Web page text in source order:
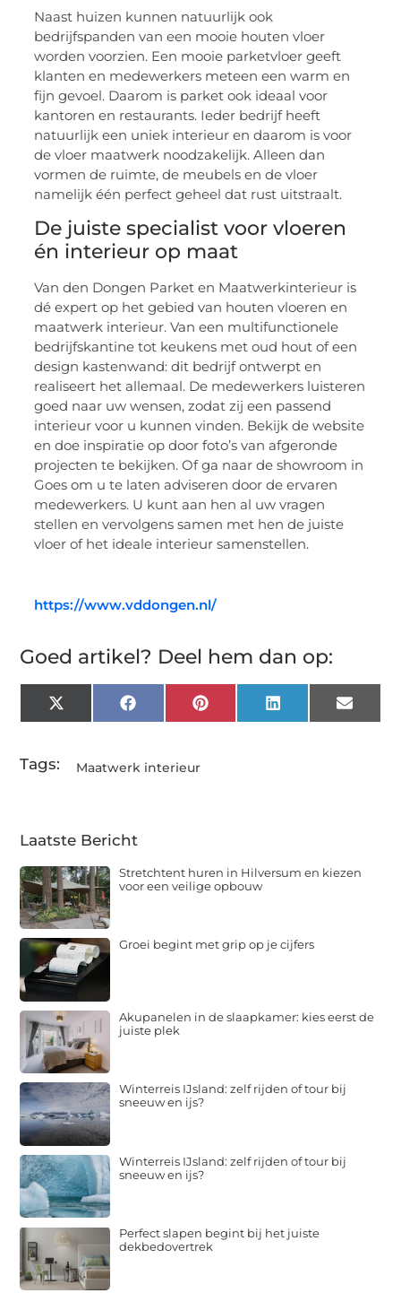
Naast huizen kunnen natuurlijk ook
bedrijfspanden van een mooie houten vloer
worden voorzien. Een mooie parketvloer geeft
klanten en medewerkers meteen een warm en
fijn gevoel. Daarom is parket ook ideaal voor
kantoren en restaurants. Ieder bedrijf heeft
natuurlijk een uniek interieur en daarom is voor
de vloer maatwerk noodzakelijk. Alleen dan
vormen de ruimte, de meubels en de vloer
namelijk één perfect geheel dat rust uitstraalt.
De juiste specialist voor vloeren
én interieur op maat
Van den Dongen Parket en Maatwerkinterieur is
dé expert op het gebied van houten vloeren en
maatwerk interieur. Van een multifunctionele
bedrijfskantine tot keukens met oud hout of een
design kastenwand: dit bedrijf ontwerpt en
realiseert het allemaal. De medewerkers luisteren
goed naar uw wensen, zodat zij een passend
interieur voor u kunnen vinden. Bekijk de website
en doe inspiratie op door foto’s van afgeronde
projecten te bekijken. Of ga naar de showroom in
Goes om u te laten adviseren door de ervaren
medewerkers. U kunt aan hen al uw vragen
stellen en vervolgens samen met hen de juiste
vloer of het ideale interieur samenstellen.
https://www.vddongen.nl/
Goed artikel? Deel hem dan op:
X
(Twitter)
FacebookPinterestLinkedInEmail
Tags: Maatwerk interieur
Laatste Bericht
Stretchtent huren in Hilversum en kiezen
voor een veilige opbouw
Groei begint met grip op je cijfers
Akupanelen in de slaapkamer: kies eerst de
juiste plek
Winterreis IJsland: zelf rijden of tour bij
sneeuw en ijs?
Winterreis IJsland: zelf rijden of tour bij
sneeuw en ijs?
Perfect slapen begint bij het juiste
dekbedovertrek